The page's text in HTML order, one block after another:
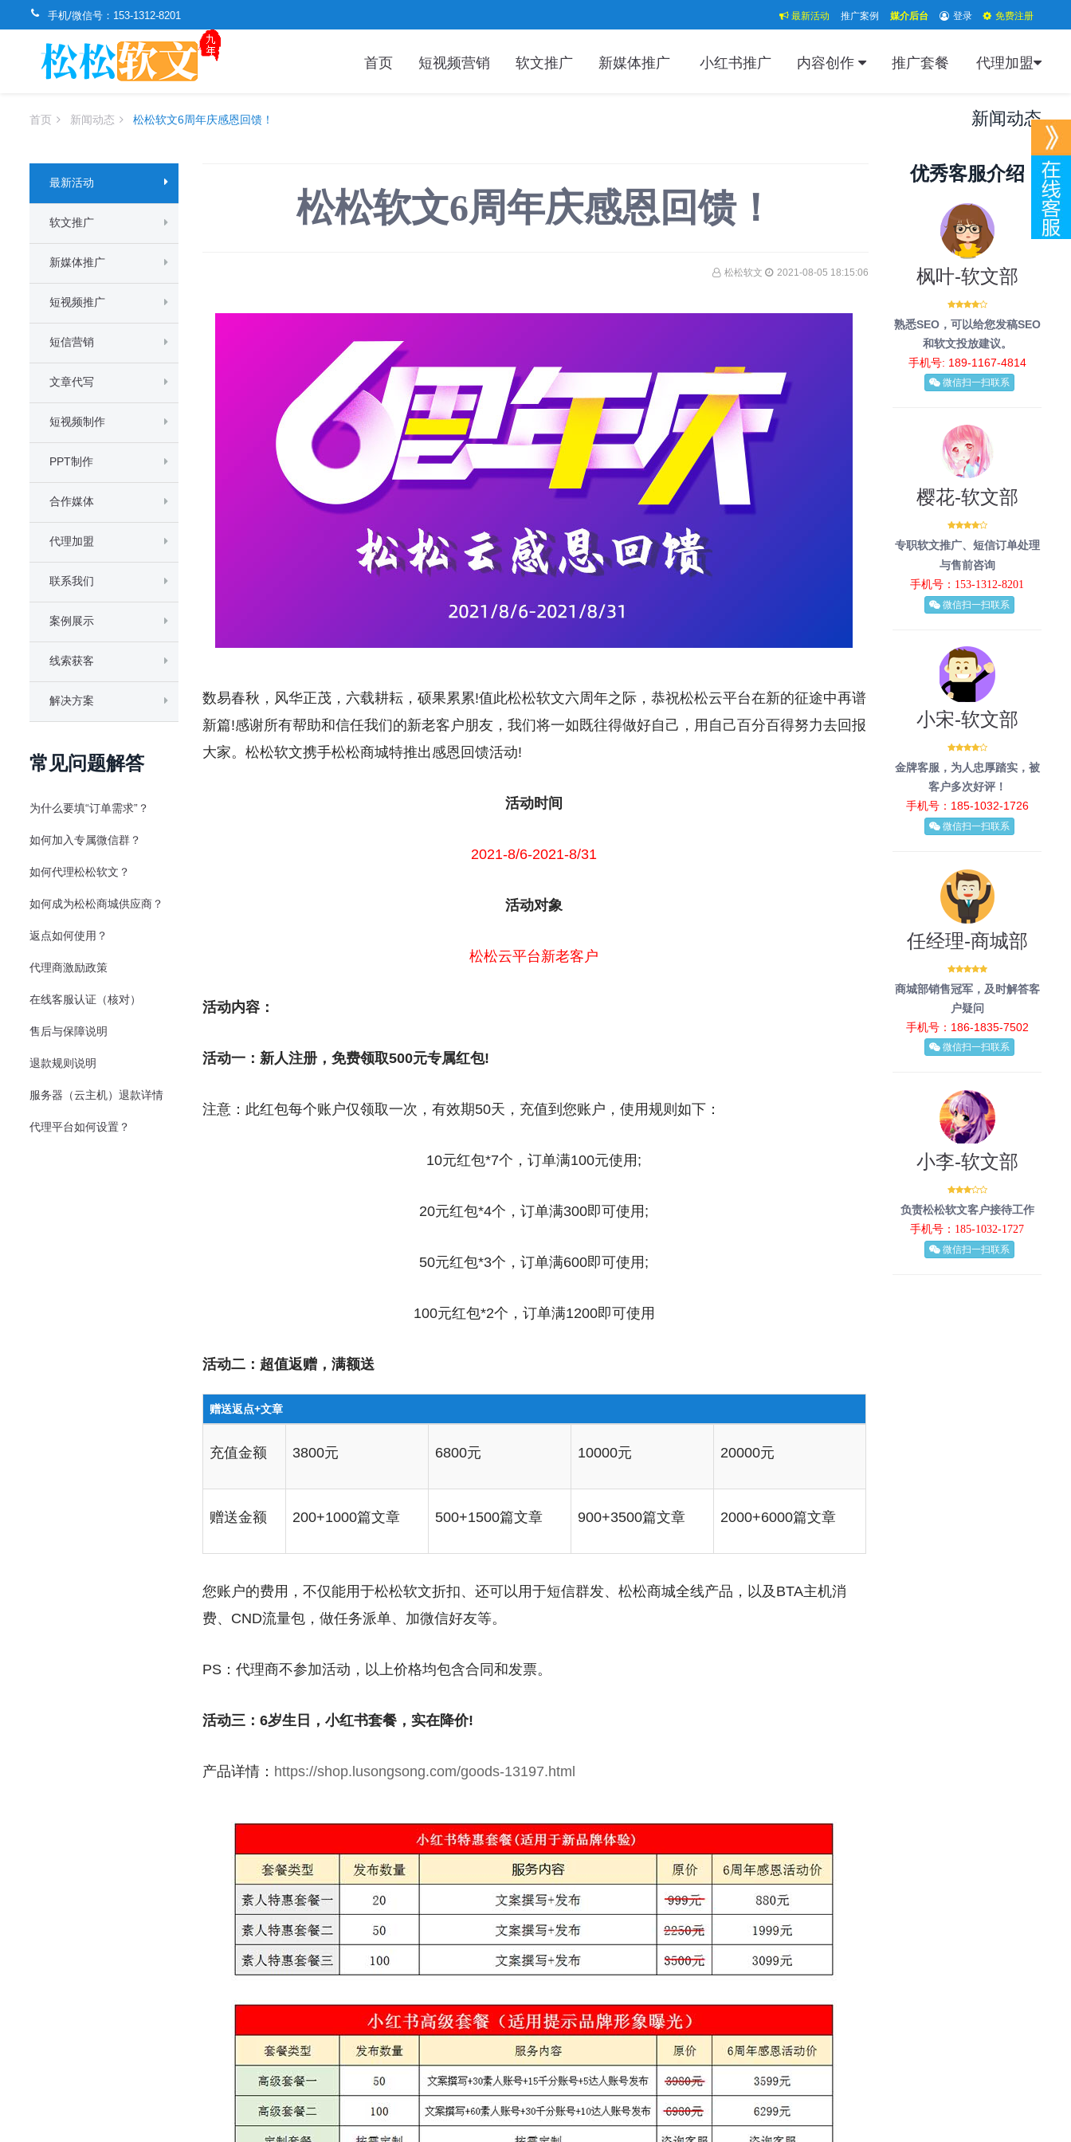
手机/微信号： 153-1312-8201 最新活动 推广案例 媒介后台 登录 免费注册
首页 短视频营销 软文推广 新媒体推广 小红书推广 内容创作 推广套餐 代理加盟
首页 新闻动态 松松软文6周年庆感恩回馈！ 新闻动态
最新活动
软文推广
新媒体推广
短视频推广
短信营销
文章代写
短视频制作
PPT制作
合作媒体
代理加盟
联系我们
案例展示
线索获客
解决方案
常见问题解答
为什么要填“订单需求”？
如何加入专属微信群？
如何代理松松软文？
如何成为松松商城供应商？
返点如何使用？
代理商激励政策
在线客服认证（核对）
售后与保障说明
退款规则说明
服务器（云主机）退款详情
代理平台如何设置？
松松软文6周年庆感恩回馈！
松松软文 2021-08-05 18:15:06
数易春秋，风华正茂，六载耕耘，硕果累累!值此松松软文六周年之际，恭祝松松云平台在新的征途中再谱
新篇!感谢所有帮助和信任我们的新老客户朋友，我们将一如既往得做好自己，用自己百分百得努力去回报
大家。松松软文携手松松商城特推出感恩回馈活动!
活动时间
2021-8/6-2021-8/31
活动对象
松松云平台新老客户
活动内容：
活动一：新人注册，免费领取500元专属红包!
注意：此红包每个账户仅领取一次，有效期50天，充值到您账户，使用规则如下：
10元红包*7个，订单满100元使用;
20元红包*4个，订单满300即可使用;
50元红包*3个，订单满600即可使用;
100元红包*2个，订单满1200即可使用
活动二：超值返赠，满额送
赠送返点+文章
充值金额 3800元 6800元 10000元 20000元
赠送金额 200+1000篇文章 500+1500篇文章 900+3500篇文章 2000+6000篇文章
您账户的费用，不仅能用于松松软文折扣、还可以用于短信群发、松松商城全线产品，以及BTA主机消
费、CND流量包，做任务派单、加微信好友等。
PS：代理商不参加活动，以上价格均包含合同和发票。
活动三：6岁生日，小红书套餐，实在降价!
产品详情： https://shop.lusongsong.com/goods-13197.html
优秀客服介绍
枫叶-软文部
熟悉SEO，可以给您发稿SEO
和软文投放建议。
手机号: 189-1167-4814
微信扫一扫联系
樱花-软文部
专职软文推广、短信订单处理
与售前咨询
手机号：153-1312-8201
微信扫一扫联系
小宋-软文部
金牌客服，为人忠厚踏实，被
客户多次好评！
手机号：185-1032-1726
微信扫一扫联系
任经理-商城部
商城部销售冠军，及时解答客
户疑问
手机号：186-1835-7502
微信扫一扫联系
小李-软文部
负责松松软文客户接待工作
手机号：185-1032-1727
微信扫一扫联系